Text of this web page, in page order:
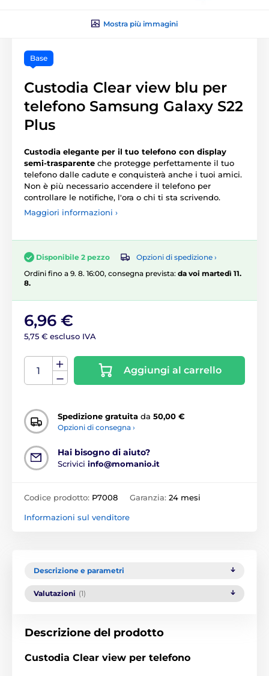
Mostra più immagini
Base
Custodia Clear view blu per
telefono Samsung Galaxy S22
Plus
Custodia elegante per il tuo telefono con display
semi-trasparente che protegge perfettamente il tuo
telefono dalle cadute e conquisterà anche i tuoi amici.
Non è più necessario accendere il telefono per
controllare le notifiche, l'ora o chi ti sta scrivendo.
Maggiori informazioni ›
Disponibile 2 pezzo
Opzioni di spedizione ›
Ordini fino a 9. 8. 16:00, consegna prevista: da voi martedì 11.
8.
6,96 €
5,75 € escluso IVA
Aggiungi al carrello
Spedizione gratuita da 50,00 €
Opzioni di consegna ›
Hai bisogno di aiuto?
Scrivici info@momanio.it
Codice prodotto: P7008 Garanzia: 24 mesi
Informazioni sul venditore
Descrizione e parametri
Valutazioni (1)
Descrizione del prodotto
Custodia Clear view per telefono